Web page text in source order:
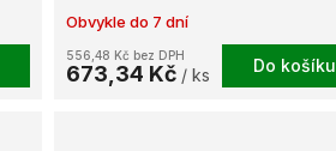
Obvykle do 7 dní
556,48 Kč bez DPH
673,34 Kč / ks Do košíku